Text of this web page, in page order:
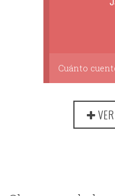
Cuánto